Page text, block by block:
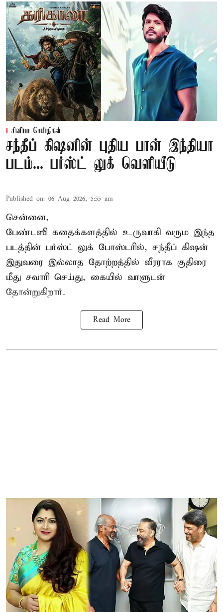
சினிமா செய்திகள்
சந்தீப் கிஷனின் புதிய பான் இந்தியா
படம்... பர்ஸ்ட் லுக் வெளியீடு
Published on: 06 Aug 2026, 5:55 am
சென்னை,
பேண்டஸி கதைக்களத்தில் உருவாகி வரும இந்த
படத்தின் பர்ஸ்ட் லுக் போஸ்டரில், சந்தீப் கிஷன்
இதுவரை இல்லாத தோற்றத்தில் வீரராக குதிரை
மீது சவாரி செய்து, கையில் வாளுடன்
தோன்றுகிறார்.
Read More